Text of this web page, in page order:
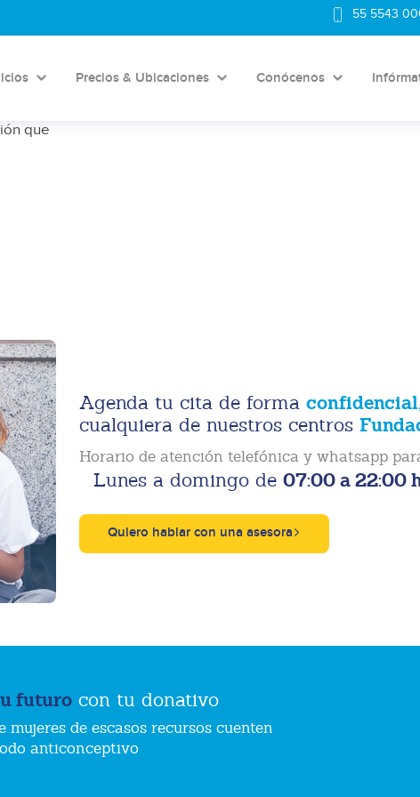
55 5543
Precios & Ubicaciones Conócenos
que
Agenda tu cita de forma
cualquiera de nuestros centros
Horario de atención telefónica y whatsapp
Lunes a domingo de 07:00 a 22:00
Quiero hablar con una asesora
futuro con tu donativo
mujeres de escasos recursos cuenten
anticonceptivo